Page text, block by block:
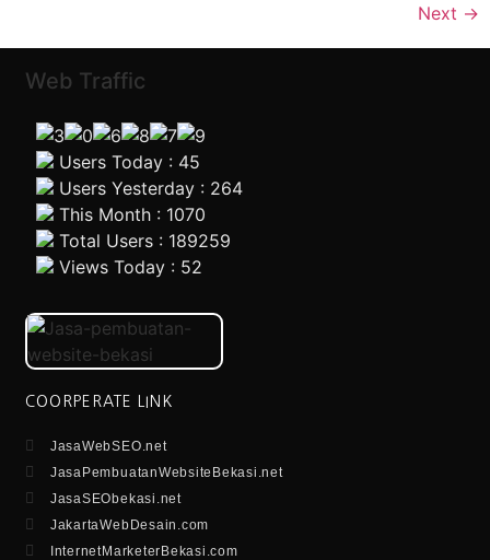
Next →
Web Traffic
Users Today : 45
Users Yesterday : 264
This Month : 1070
Total Users : 189259
Views Today : 52
COORPERATE LINK
JasaWebSEO.net
JasaPembuatanWebsiteBekasi.net
JasaSEObekasi.net
JakartaWebDesain.com
InternetMarketerBekasi.com